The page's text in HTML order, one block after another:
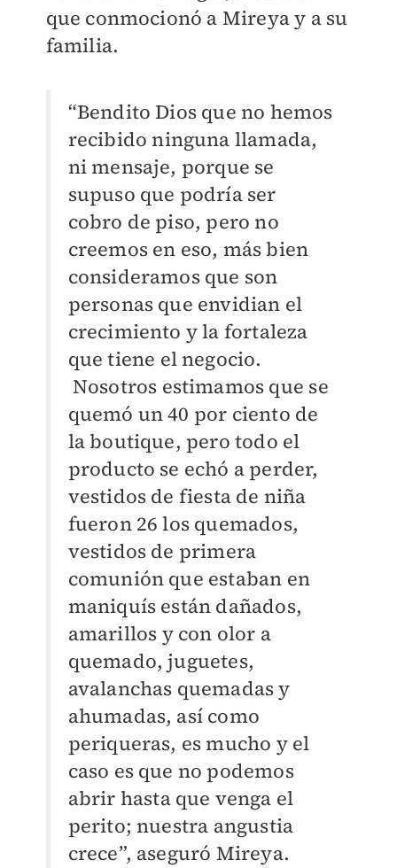
que conmocionó a Mireya y a su
familia.
“Bendito Dios que no hemos
recibido ninguna llamada,
ni mensaje, porque se
supuso que podría ser
cobro de piso, pero no
creemos en eso, más bien
consideramos que son
personas que envidian el
crecimiento y la fortaleza
que tiene el negocio.
Nosotros estimamos que se
quemó un 40 por ciento de
la boutique, pero todo el
producto se echó a perder,
vestidos de fiesta de niña
fueron 26 los quemados,
vestidos de primera
comunión que estaban en
maniquís están dañados,
amarillos y con olor a
quemado, juguetes,
avalanchas quemadas y
ahumadas, así como
periqueras, es mucho y el
caso es que no podemos
abrir hasta que venga el
perito; nuestra angustia
crece”, aseguró Mireya.